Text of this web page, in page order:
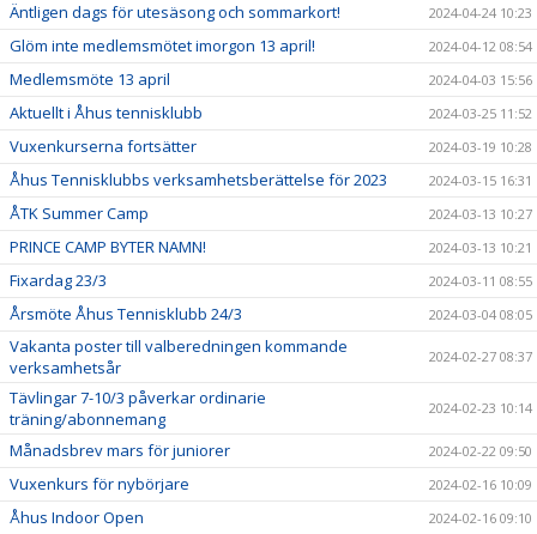
Äntligen dags för utesäsong och sommarkort! 2024-04-24 10:23
Glöm inte medlemsmötet imorgon 13 april! 2024-04-12 08:54
Medlemsmöte 13 april 2024-04-03 15:56
Aktuellt i Åhus tennisklubb 2024-03-25 11:52
Vuxenkurserna fortsätter 2024-03-19 10:28
Åhus Tennisklubbs verksamhetsberättelse för 2023 2024-03-15 16:31
ÅTK Summer Camp 2024-03-13 10:27
PRINCE CAMP BYTER NAMN! 2024-03-13 10:21
Fixardag 23/3 2024-03-11 08:55
Årsmöte Åhus Tennisklubb 24/3 2024-03-04 08:05
Vakanta poster till valberedningen kommande
verksamhetsår
2024-02-27 08:37
Tävlingar 7-10/3 påverkar ordinarie
träning/abonnemang
2024-02-23 10:14
Månadsbrev mars för juniorer 2024-02-22 09:50
Vuxenkurs för nybörjare 2024-02-16 10:09
Åhus Indoor Open 2024-02-16 09:10